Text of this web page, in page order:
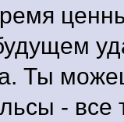
Ты
-